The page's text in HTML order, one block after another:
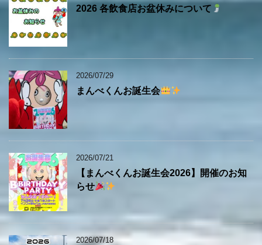
2026 各飲食店お盆休みについて
2026/07/29
まんべくんお誕生会
2026/07/21
【まんべくんお誕生会2026】開催のお知
らせ
2026/07/18